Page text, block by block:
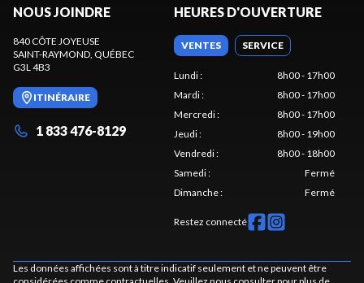
NOUS JOINDRE
840 CÔTE JOYEUSE
SAINT-RAYMOND, QUÉBEC
G3L 4B3
ITINÉRAIRE
1 833 476-8129
HEURES D'OUVERTURE
VENTES SERVICE
Lundi:
8h00 - 17h00
Mardi:
8h00 - 17h00
Mercredi:
8h00 - 17h00
Jeudi:
8h00 - 19h00
Vendredi:
8h00 - 18h00
Samedi:
Fermé
Dimanche: Fermé
Restez connecté
Les données affichées sont à titre indicatif seulement et ne peuvent être